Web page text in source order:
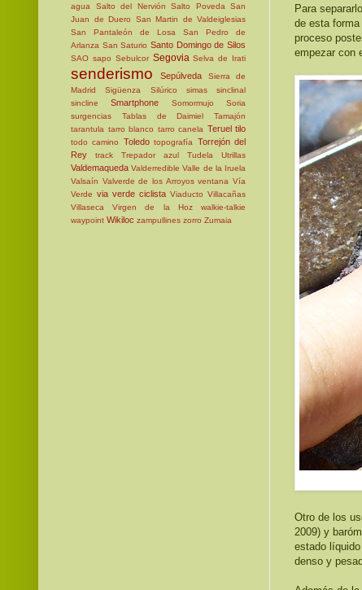
Para
de esta
proceso
empezar con
Otro de los
2009) y
estado
denso y
agua
Salto del Nervión Salto Poveda
San
Juan de Duero
San Martin de Valdeiglesias
San Pantaleón de Losa
San Pedro de
Arlanza San Saturio Santo Domingo de Silos
SAO sapo Sebulcor Segovia Selva de Irati
senderismo Sepúlveda
Sierra de
Madrid
Sigüenza Silúrico simas
sinclinal
sincline
Smartphone Somormujo
Soria
surgencias
Tablas de Daimiel
Tamajón
tarantula tarro blanco tarro canela Teruel tilo
todo camino Toledo topografía
Torrejón del
Rey
track Trepador azul Tudela Utrillas
Valdemaqueda Valderredible Valle de la Iruela
Valsaín Valverde de los Arroyos ventana Vía
Verde via verde ciclista Viaducto Villacañas
Villaseca
Virgen de la Hoz
walkie-talkie
waypoint Wikiloc zampullines zorro Zumaia